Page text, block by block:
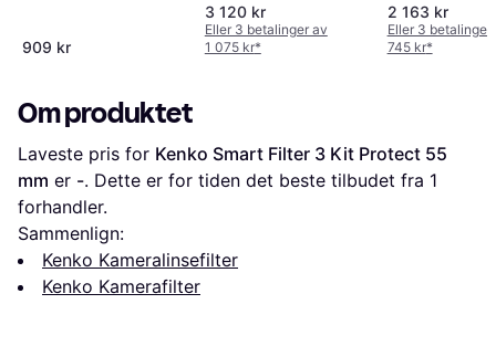
909 kr
3 120 kr
Eller 3 betalinger av
1 075 kr*
2 163 kr
Eller 3 betalinger
745 kr*
Om produktet
Laveste pris for Kenko Smart Filter 3 Kit Protect 55
mm er -. Dette er for tiden det beste tilbudet fra 1
forhandler.
Sammenlign:
Kenko Kameralinsefilter
Kenko Kamerafilter